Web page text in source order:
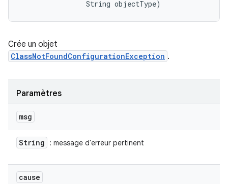
                String objectType)
Crée un objet
ClassNotFoundConfigurationException .
Paramètres
msg
String : message d'erreur pertinent
cause